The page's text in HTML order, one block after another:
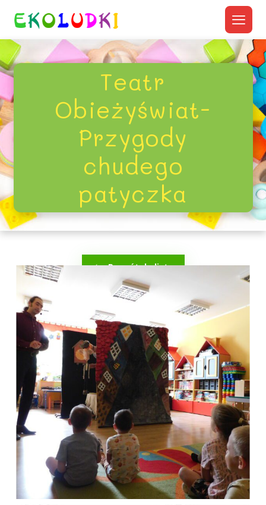
Teatr
Obieżyświat-
Przygody
chudego
patyczka
Powrót do listy